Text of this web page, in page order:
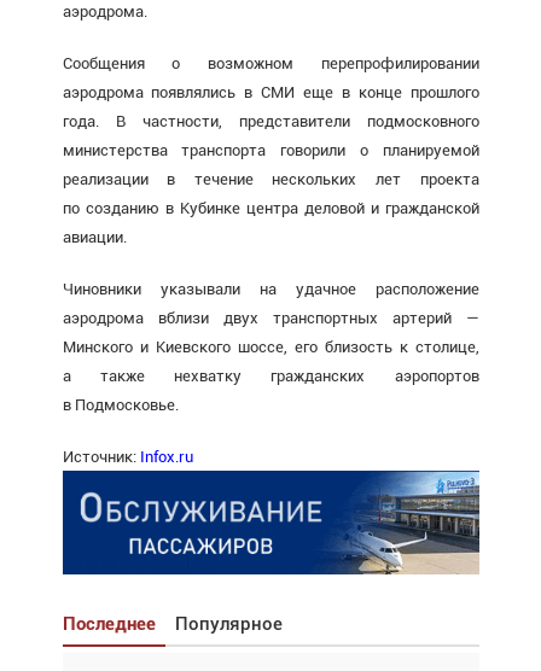
аэродрома.
Сообщения о возможном перепрофилировании
аэродрома появлялись в СМИ еще в конце прошлого
года. В частности, представители подмосковного
министерства транспорта говорили о планируемой
реализации в течение нескольких лет проекта
по созданию в Кубинке центра деловой и гражданской
авиации.
Чиновники указывали на удачное расположение
аэродрома вблизи двух транспортных артерий —
Минского и Киевского шоссе, его близость к столице,
а также нехватку гражданских аэропортов
в Подмосковье.
Источник: Infox.ru
Последнее Популярное